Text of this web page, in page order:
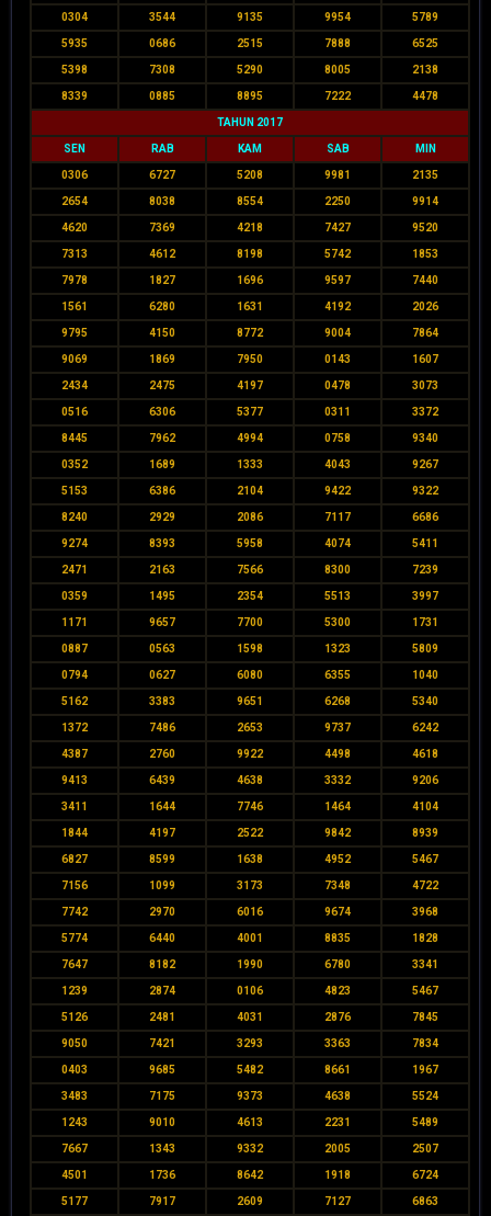
0304 3544 9135 9954 5789
5935 0686 2515 7888 6525
5398 7308 5290 8005 2138
8339 0885 8895 7222 4478
TAHUN 2017
SEN RAB KAM SAB MIN
0306 6727 5208 9981 2135
2654 8038 8554 2250 9914
4620 7369 4218 7427 9520
7313 4612 8198 5742 1853
7978 1827 1696 9597 7440
1561 6280 1631 4192 2026
9795 4150 8772 9004 7864
9069 1869 7950 0143 1607
2434 2475 4197 0478 3073
0516 6306 5377 0311 3372
8445 7962 4994 0758 9340
0352 1689 1333 4043 9267
5153 6386 2104 9422 9322
8240 2929 2086 7117 6686
9274 8393 5958 4074 5411
2471 2163 7566 8300 7239
0359 1495 2354 5513 3997
1171 9657 7700 5300 1731
0887 0563 1598 1323 5809
0794 0627 6080 6355 1040
5162 3383 9651 6268 5340
1372 7486 2653 9737 6242
4387 2760 9922 4498 4618
9413 6439 4638 3332 9206
3411 1644 7746 1464 4104
1844 4197 2522 9842 8939
6827 8599 1638 4952 5467
7156 1099 3173 7348 4722
7742 2970 6016 9674 3968
5774 6440 4001 8835 1828
7647 8182 1990 6780 3341
1239 2874 0106 4823 5467
5126 2481 4031 2876 7845
9050 7421 3293 3363 7834
0403 9685 5482 8661 1967
3483 7175 9373 4638 5524
1243 9010 4613 2231 5489
7667 1343 9332 2005 2507
4501 1736 8642 1918 6724
5177 7917 2609 7127 6863